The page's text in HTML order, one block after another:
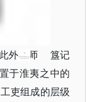
外，师
簋记
于淮夷之中的
吏组成的层级